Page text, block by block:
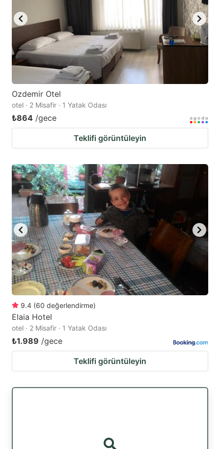
Ozdemir Otel
otel · 2 Misafir · 1 Yatak Odası
₺864 /gece
Teklifi görüntüleyin
9.4 (60 değerlendirme)
Elaia Hotel
otel · 2 Misafir · 1 Yatak Odası
₺1.989 /gece
Teklifi görüntüleyin